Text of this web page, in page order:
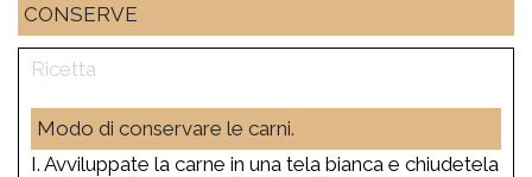
CONSERVE
Modo di conservare le carni.
I. Avviluppate la carne in una tela bianca e chiudetela